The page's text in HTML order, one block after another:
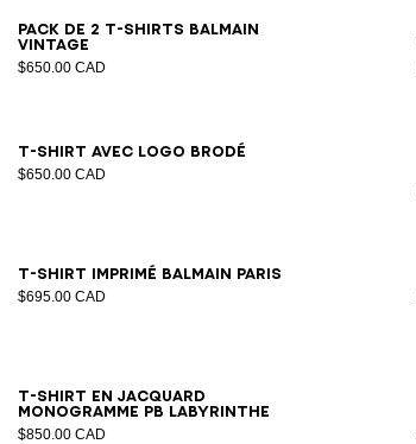
Pack de 2 T-shirts Balmain
Vintage
$650.00 CAD
XSSM LXL 2XL3XL
T-shirt avec logo brodé
$650.00 CAD
XSSM LXL2XL3XL
T-shirt imprimé Balmain paris
$695.00 CAD
XSSM LXL2XL3XL
T-shirt en jacquard
monogramme PB Labyrinthe
$850.00 CAD
2XSXSS